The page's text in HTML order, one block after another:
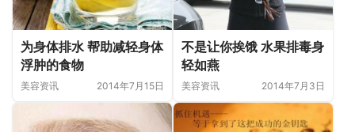
为身体排水 帮助减轻身体
浮肿的食物
美容资讯 2014年7月15日
不是让你挨饿 水果排毒身
轻如燕
美容资讯 2014年7月3日